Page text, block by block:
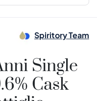
Spiritory Team
Single
Cask